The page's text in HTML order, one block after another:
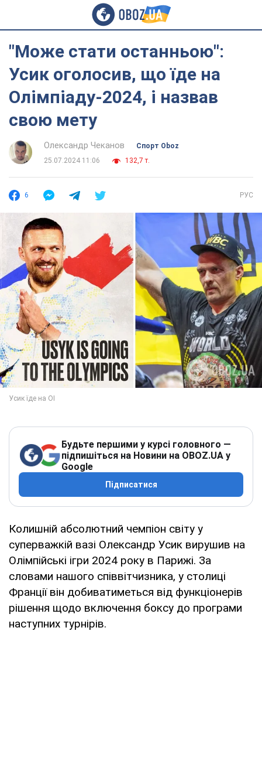
"Може стати останньою":
Усик оголосив, що їде на
Олімпіаду-2024, і назвав
свою мету
Олександр Чеканов
Спорт Oboz
25.07.2024 11:06
132,7 т.
6 РУС
Будьте першими у курсі головного —
підпишіться на Новини на OBOZ.UA у
Google
Підписатися
Колишній абсолютний чемпіон світу у
суперважкій вазі Олександр Усик вирушив на
Олімпійські ігри 2024 року в Парижі. За
словами нашого співвітчизника, у столиці
Франції він добиватиметься від функціонерів
рішення щодо включення боксу до програми
наступних турнірів.